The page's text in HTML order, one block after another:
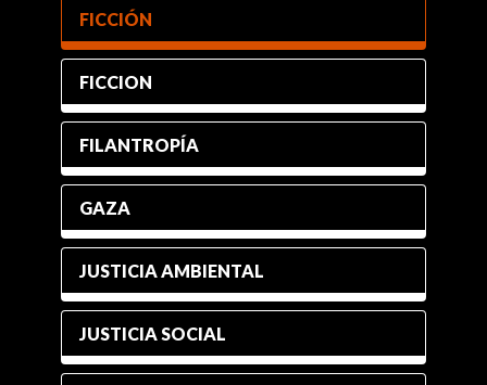
FICCIÓN
FICCION
FILANTROPÍA
GAZA
JUSTICIA AMBIENTAL
JUSTICIA SOCIAL